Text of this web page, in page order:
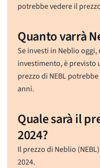
potrebbe vedere il
Quanto varrà
Se investi in Neblio
investimento, è previsto
prezzo di NEBL
anni.
Quale sarà il
2024?
Il prezzo di Neblio
2024.